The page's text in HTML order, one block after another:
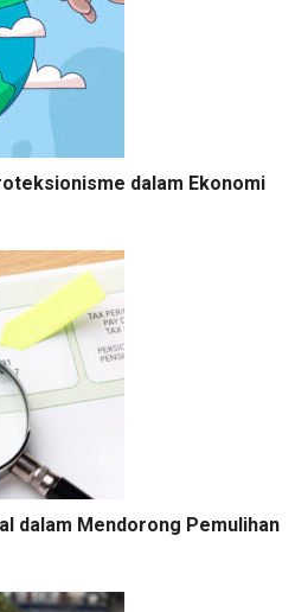
dalam Ekonomi
dalam Mendorong Pemulihan